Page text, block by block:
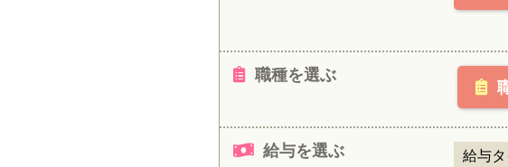
職種を選ぶ
給与を選ぶ